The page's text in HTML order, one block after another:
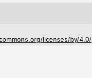
licenses/by/4.0/